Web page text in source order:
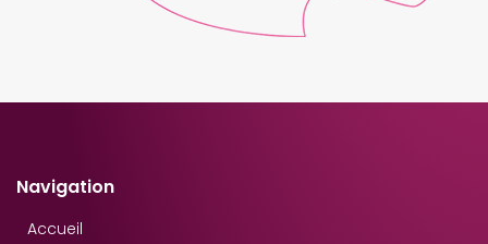
Navigation
Accueil